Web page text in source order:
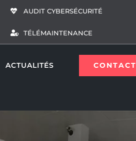
AUDIT CYBERSÉCURITÉ
TÉLÉMAINTENANCE
ACTUALITÉS CONTACT